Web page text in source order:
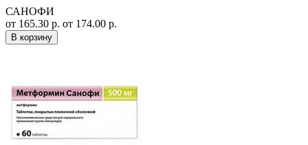
САНОФИ
от 165.30 р. от 174.00 р.
В корзину